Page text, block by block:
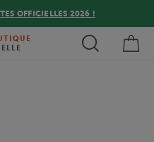
OFFICIELLES 2026 !